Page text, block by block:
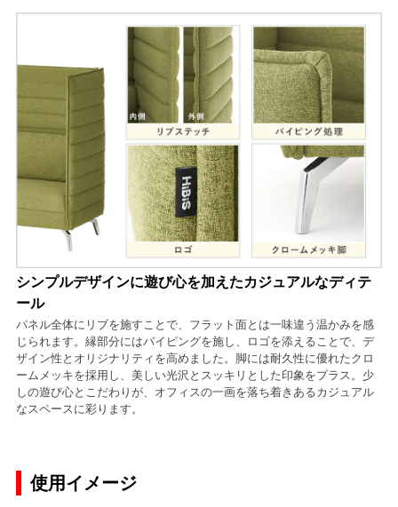
シンプルデザインに遊び心を加えたカジュアルなディテ
ール
パネル全体にリブを施すことで、フラット面とは一味違う温かみを感
じられます。縁部分にはパイピングを施し、ロゴを添えることで、デ
ザイン性とオリジナリティを高めました。脚には耐久性に優れたクロ
ームメッキを採用し、美しい光沢とスッキリとした印象をプラス。少
しの遊び心とこだわりが、オフィスの一画を落ち着きあるカジュアル
なスペースに彩ります。
使用イメージ